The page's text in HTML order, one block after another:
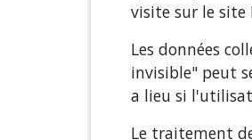
visite sur le site
Les données
invisible" peut
a lieu si
Le traitement